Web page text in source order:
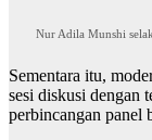
Nur Adila Munshi
Sementara itu,
sesi diskusi dengan
perbincangan panel